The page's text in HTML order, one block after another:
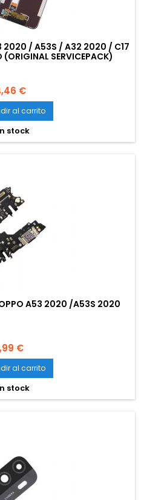
2020 / A53S / A32 2020 / C17
(ORIGINAL SERVICEPACK)
€
al carrito
stock
OPPO A53 2020 /A53S 2020
€
al carrito
stock